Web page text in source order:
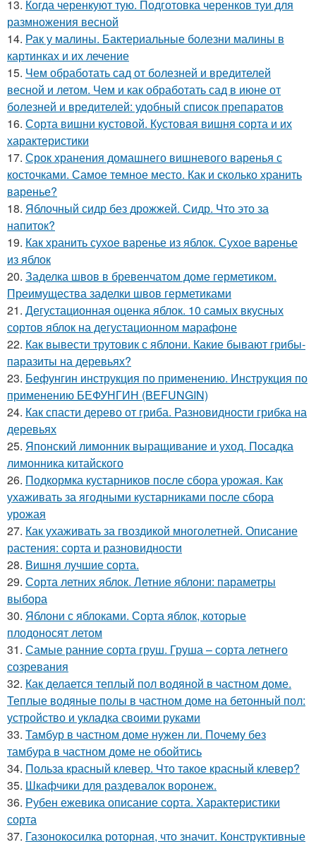
13. Когда черенкуют тую. Подготовка черенков туи для
размножения весной
14. Рак у малины. Бактериальные болезни малины в
картинках и их лечение
15. Чем обработать сад от болезней и вредителей
весной и летом. Чем и как обработать сад в июне от
болезней и вредителей: удобный список препаратов
16. Сорта вишни кустовой. Кустовая вишня сорта и их
характеристики
17. Срок хранения домашнего вишневого варенья с
косточками. Самое темное место. Как и сколько хранить
варенье?
18. Яблочный сидр без дрожжей. Сидр. Что это за
напиток?
19. Как хранить сухое варенье из яблок. Сухое варенье
из яблок
20. Заделка швов в бревенчатом доме герметиком.
Преимущества заделки швов герметиками
21. Дегустационная оценка яблок. 10 самых вкусных
сортов яблок на дегустационном марафоне
22. Как вывести трутовик с яблони. Какие бывают грибы-
паразиты на деревьях?
23. Бефунгин инструкция по применению. Инструкция по
применению БЕФУНГИН (BEFUNGIN)
24. Как спасти дерево от гриба. Разновидности грибка на
деревьях
25. Японский лимонник выращивание и уход. Посадка
лимонника китайского
26. Подкормка кустарников после сбора урожая. Как
ухаживать за ягодными кустарниками после сбора
урожая
27. Как ухаживать за гвоздикой многолетней. Описание
растения: сорта и разновидности
28. Вишня лучшие сорта.
29. Сорта летних яблок. Летние яблони: параметры
выбора
30. Яблони с яблоками. Сорта яблок, которые
плодоносят летом
31. Самые ранние сорта груш. Груша – сорта летнего
созревания
32. Как делается теплый пол водяной в частном доме.
Теплые водяные полы в частном доме на бетонный пол:
устройство и укладка своими руками
33. Тамбур в частном доме нужен ли. Почему без
тамбура в частном доме не обойтись
34. Польза красный клевер. Что такое красный клевер?
35. Шкафчики для раздевалок воронеж.
36. Рубен ежевика описание сорта. Характеристики
сорта
37. Газонокосилка роторная, что значит. Конструктивные